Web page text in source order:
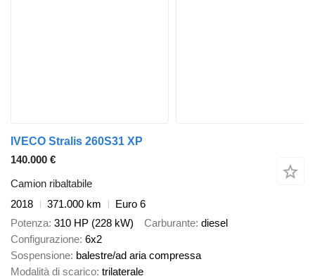
IVECO Stralis 260S31 XP
140.000 €
Camion ribaltabile
2018
371.000 km
Euro 6
Potenza 310 HP (228 kW) Carburante diesel
Configurazione 6x2
Sospensione balestre/ad aria compressa
Modalità di scarico trilaterale